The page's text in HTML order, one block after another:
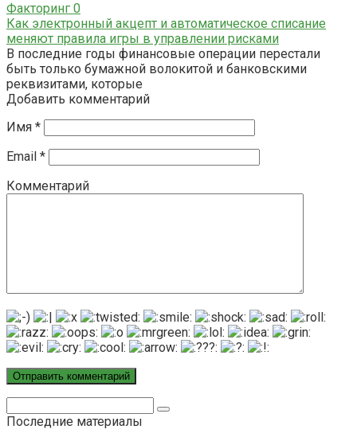
Факторинг 0
Как электронный акцепт и автоматическое списание
меняют правила игры в управлении рисками
В последние годы финансовые операции перестали
быть только бумажной волокитой и банковскими
реквизитами, которые
Добавить комментарий
Имя *
Email *
Комментарий
Последние материалы